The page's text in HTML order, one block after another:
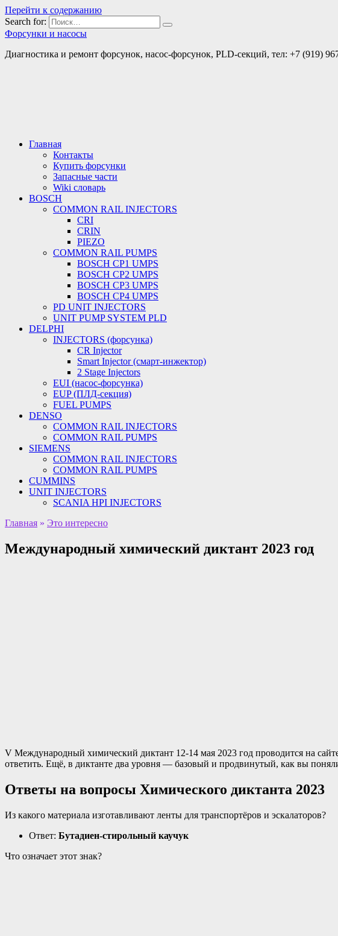
Перейти к содержанию
Search for:
Форсунки и насосы
Диагностика и ремонт форсунок, насос-форсунок, PLD-секций, тел: +7 (919)
Главная
Контакты
Купить форсунки
Запасные части
Wiki словарь
BOSCH
COMMON RAIL INJECTORS
CRI
CRIN
PIEZO
COMMON RAIL PUMPS
BOSCH CP1 UMPS
BOSCH CP2 UMPS
BOSCH CP3 UMPS
BOSCH CP4 UMPS
PD UNIT INJECTORS
UNIT PUMP SYSTEM PLD
DELPHI
INJECTORS (форсунка)
CR Injector
Smart Injector (смарт-инжектор)
2 Stage Injectors
EUI (насос-форсунка)
EUP (ПЛД-секция)
FUEL PUMPS
DENSO
COMMON RAIL INJECTORS
COMMON RAIL PUMPS
SIEMENS
COMMON RAIL INJECTORS
COMMON RAIL PUMPS
CUMMINS
UNIT INJECTORS
SCANIA HPI INJECTORS
Главная » Это интересно
Международный химический диктант 2023 год
V Международный химический диктант 12-14 мая 2023 год проводится на
ответить. Ещё, в диктанте два уровня — базовый и продвинутый, как вы
Ответы на вопросы Химического диктанта 2023
Из какого материала изготавливают ленты для транспортёров и эскалаторов?
Ответ: Бутадиен-стирольный каучук
Что означает этот знак?